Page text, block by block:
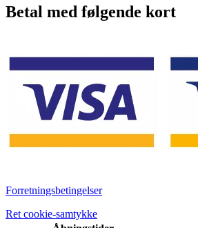
Betal med følgende kort
Forretningsbetingelser
Ret cookie-samtykke